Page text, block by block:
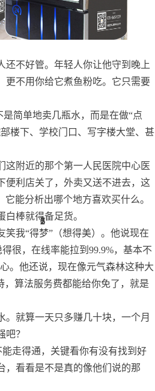
还不好管。年轻人你让他守到晚上
更不用你给它煮鱼粉吃。它只需要
是简单地卖几瓶水，而是在做“点
楼下、学校门口、写字楼大堂、甚
这附近的那个第一人民医院中心医
便利店关了，外卖又送不进去，这
能分析出哪个地方喜欢买什么。
棒就得备足货。
我“得梦”（想得美）。他说现在
很，在线率能拉到99.9%，基本不
6
。他还说，现在像元气森林这种大
，算法服务费都能给你免了，就是
2
就算一天只多赚几十块，一个月
？
走得通，关键看你有没有找到好
，看看是不是真的像他们说的那
3
2
7
6
7
1